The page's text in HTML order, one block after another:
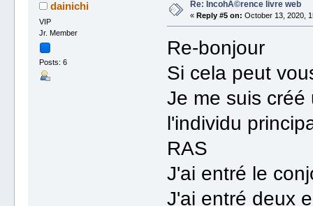
dainichi
VIP
Jr. Member
Posts: 6
Re: IncohÃ©rence livre web
« Reply #5 on: October 13, 2020,
Re-bonjour
Si cela peut
Je me suis
l'individu
RAS
J'ai entré le
J'ai entré deux